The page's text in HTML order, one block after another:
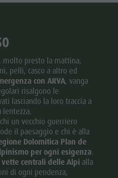
molto presto la mattina,
pelli, casco a altro ed
con ARVA, vanga
risalgono le
lasciando la loro traccia a
lentezza.
un vecchio guerriero
il paesaggio e chi è alla
Dolomitica Plan de
per ogni esigenza.
vette centrali delle Alpi alla
di ogni pendenza,